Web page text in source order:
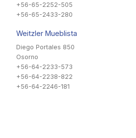
+56-65-2252-505
+56-65-2433-280
Weitzler Mueblista
Diego Portales 850
Osorno
+56-64-2233-573
+56-64-2238-822
+56-64-2246-181